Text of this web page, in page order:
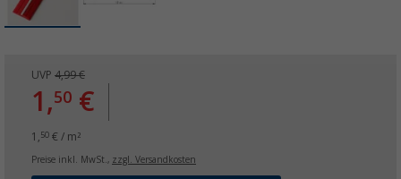
UVP 4,99 €
1,50 €
1, 50 € / m²
Preise inkl. MwSt., zzgl. Versandkosten